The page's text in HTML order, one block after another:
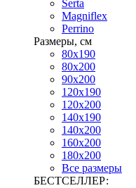
Serta
Magniflex
Perrino
Размеры, см
80х190
80х200
90х200
120х190
120х200
140х190
140х200
160х200
180х200
Все размеры
БЕСТСЕЛЛЕР: